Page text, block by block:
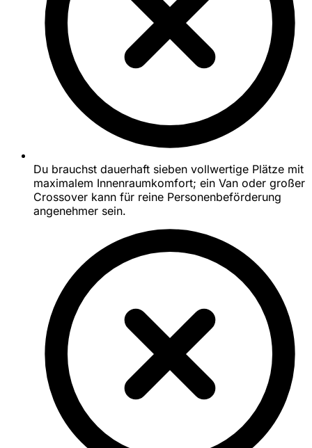
Du brauchst dauerhaft sieben vollwertige Plätze mit
maximalem Innenraumkomfort; ein Van oder großer
Crossover kann für reine Personenbeförderung
angenehmer sein.